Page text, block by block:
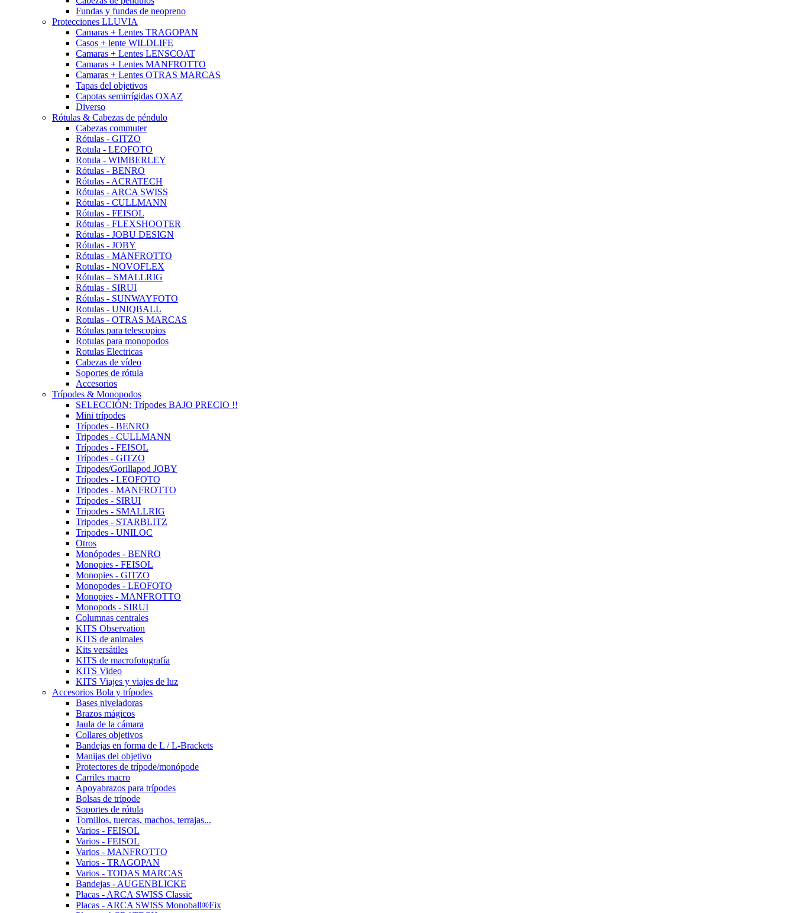
Fundas y fundas de neopreno
Protecciones LLUVIA
Camaras + Lentes TRAGOPAN
Casos + lente WILDLIFE
Camaras + Lentes LENSCOAT
Camaras + Lentes MANFROTTO
Camaras + Lentes OTRAS MARCAS
Tapas del objetivos
Capotas semirrígidas OXAZ
Diverso
Rótulas & Cabezas de péndulo
Cabezas commuter
Rótulas - GITZO
Rotula - LEOFOTO
Rotula - WIMBERLEY
Rótulas - BENRO
Rótulas - ACRATECH
Rótulas - ARCA SWISS
Rótulas - CULLMANN
Rótulas - FEISOL
Rótulas - FLEXSHOOTER
Rótulas - JOBU DESIGN
Rótulas - JOBY
Rótulas - MANFROTTO
Rotulas - NOVOFLEX
Rótulas – SMALLRIG
Rótulas - SIRUI
Rótulas - SUNWAYFOTO
Rotulas - UNIQBALL
Rotulas - OTRAS MARCAS
Rótulas para telescopios
Rotulas para monopodos
Rotulas Electricas
Cabezas de vídeo
Soportes de rótula
Accesorios
Trípodes & Monopodos
SELECCIÓN: Trípodes BAJO PRECIO !!
Mini trípodes
Trípodes - BENRO
Tripodes - CULLMANN
Trípodes - FEISOL
Trípodes - GITZO
Tripodes/Gorillapod JOBY
Trípodes - LEOFOTO
Tripodes - MANFROTTO
Trípodes - SIRUI
Tripodes - SMALLRIG
Tripodes - STARBLITZ
Tripodes - UNILOC
Otros
Monópodes - BENRO
Monopies - FEISOL
Monopies - GITZO
Monopodes - LEOFOTO
Monopies - MANFROTTO
Monopods - SIRUI
Columnas centrales
KITS Observation
KITS de animales
Kits versátiles
KITS de macrofotografía
KITS Video
KITS Viajes y viajes de luz
Accesorios Bola y trípodes
Bases niveladoras
Brazos mágicos
Jaula de la cámara
Collares objetivos
Bandejas en forma de L / L-Brackets
Manijas del objetivo
Protectores de trípode/monópode
Carriles macro
Apoyabrazos para trípodes
Bolsas de trípode
Soportes de rótula
Tornillos, tuercas, machos, terrajas...
Varios - FEISOL
Varios - FEISOL
Varios - MANFROTTO
Varios - TRAGOPAN
Varios - TODAS MARCAS
Bandejas - AUGENBLICKE
Placas - ARCA SWISS Classic
Placas - ARCA SWISS Monoball®Fix